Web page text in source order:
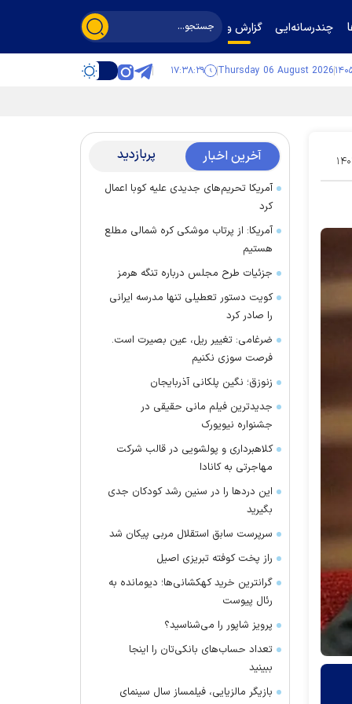
چندرسانه‌ایی گزارش و گفت‌وگو
Thursday 06 August 2026 ۱۷:۳۸:۳۰
۱۴ آخرین اخبار پربازدید
آمریکا تحریم‌های جدیدی علیه کوبا اعمال
کرد
آمریکا: از پرتاب موشکی کره شمالی مطلع
هستیم
جزئیات طرح مجلس درباره تنگه هرمز
کویت دستور تعطیلی تنها مدرسه ایرانی
را صادر کرد
ضرغامی: تغییر ریل، عین بصیرت است.
فرصت سوزی نکنیم
زنوزق؛ نگین پلکانی آذربایجان
جدیدترین فیلم مانی حقیقی در
جشنواره نیویورک
کلاهبرداری و پولشویی در قالب شرکت
مهاجرتی به کانادا
این درد‌ها را در سنین رشد کودکان جدی
بگیرید
سرپرست سابق استقلال مربی پیکان شد
راز پخت کوفته تبریزی اصیل
گرانترین خرید کهکشانی‌ها؛ دیومانده به
رئال پیوست
پرویز شاپور را می‌شناسید؟
تعداد حساب‌های بانکی‌تان را اینجا
ببینید
بازیگر مالزیایی، فیلمساز سال سینمای